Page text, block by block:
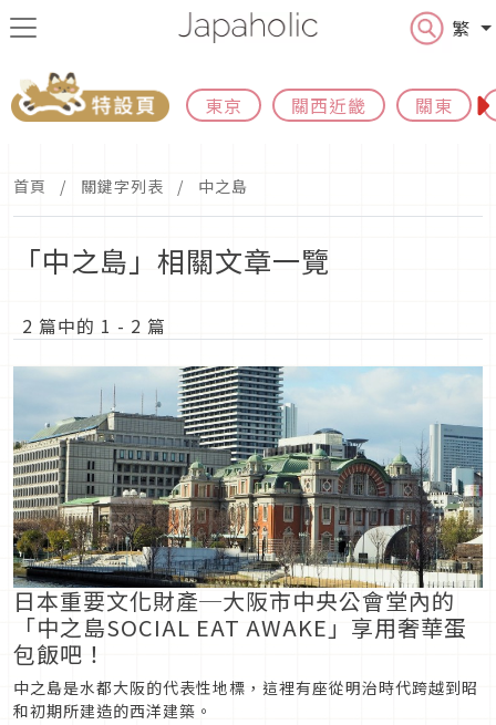
繁
東京 關西近畿 關東
首頁 關鍵字列表 中之島
「中之島」相關文章一覽
2 篇中的 1 - 2 篇
日本重要文化財產─大阪市中央公會堂內的
「中之島SOCIAL EAT AWAKE」享用奢華蛋
包飯吧！
中之島是水都大阪的代表性地標，這裡有座從明治時代跨越到昭
和初期所建造的西洋建築。